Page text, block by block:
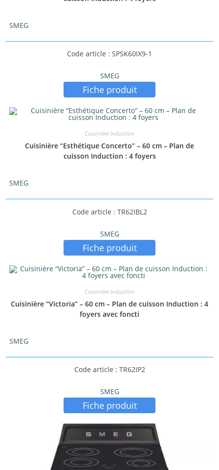
SMEG
Code article : SPSK60IX9-1
SMEG
Fiche produit
Cuisinière Induction
Cuisinière “Esthétique Concerto” – 60 cm – Plan de
cuisson Induction : 4 foyers
SMEG
Code article : TR62IBL2
SMEG
Fiche produit
Cuisinière Induction
Cuisinière “Victoria” – 60 cm – Plan de cuisson Induction : 4
foyers avec foncti
SMEG
Code article : TR62IP2
SMEG
Fiche produit